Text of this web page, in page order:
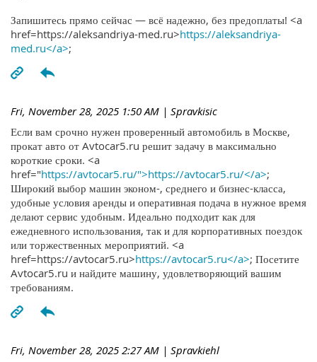
Запишитесь прямо сейчас — всё надежно, без предоплаты! <a
href=https://aleksandriya-med.ru>https://aleksandriya-
med.ru</a>;
Fri, November 28, 2025 1:50 AM | Spravkisic
Если вам срочно нужен проверенный автомобиль в Москве,
прокат авто от Avtocar5.ru решит задачу в максимально
короткие сроки. <a
href="https://avtocar5.ru/">https://avtocar5.ru/</a>;
Широкий выбор машин эконом-, среднего и бизнес-класса,
удобные условия аренды и оперативная подача в нужное время
делают сервис удобным. Идеально подходит как для
ежедневного использования, так и для корпоративных поездок
или торжественных мероприятий. <a
href=https://avtocar5.ru>https://avtocar5.ru</a>; Посетите
Avtocar5.ru и найдите машину, удовлетворяющий вашим
требованиям.
Fri, November 28, 2025 2:27 AM | Spravkiehl